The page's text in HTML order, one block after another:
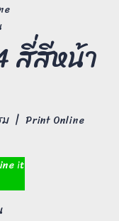
สี่สีหน้า
| Print Online